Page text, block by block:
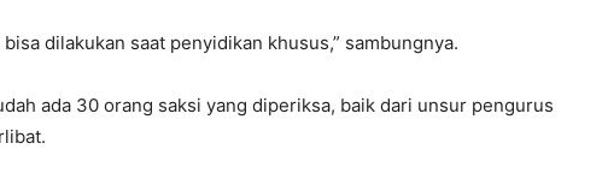
dilakukan saat penyidikan khusus,” sambungnya.
ada 30 orang saksi yang diperiksa, baik dari unsur pengurus